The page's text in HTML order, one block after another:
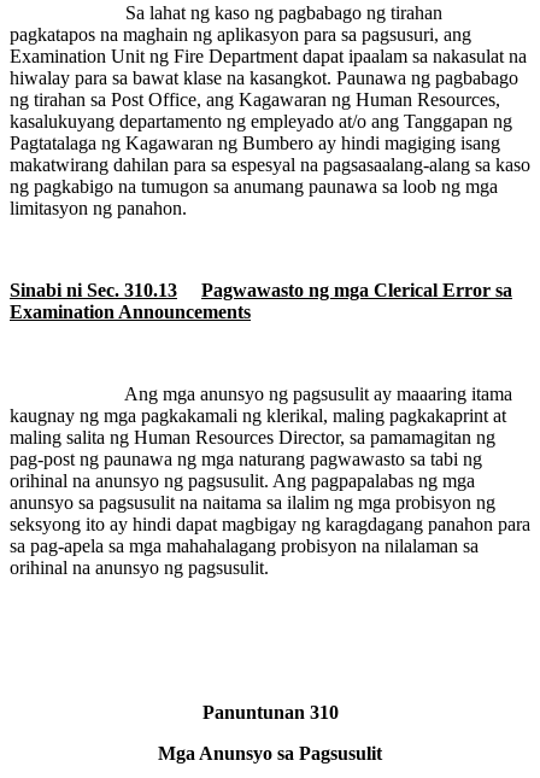
Sa lahat ng kaso ng pagbabago ng tirahan
pagkatapos na maghain ng aplikasyon para sa pagsusuri, ang
Examination Unit ng Fire Department dapat ipaalam sa nakasulat na
hiwalay para sa bawat klase na kasangkot. Paunawa ng pagbabago
ng tirahan sa Post Office, ang Kagawaran ng Human Resources,
kasalukuyang departamento ng empleyado at/o ang Tanggapan ng
Pagtatalaga ng Kagawaran ng Bumbero ay hindi magiging isang
makatwirang dahilan para sa espesyal na pagsasaalang-alang sa kaso
ng pagkabigo na tumugon sa anumang paunawa sa loob ng mga
limitasyon ng panahon.
Sinabi ni Sec. 310.13
Pagwawasto ng mga Clerical Error sa
Examination Announcements
Ang mga anunsyo ng pagsusulit ay maaaring itama
kaugnay ng mga pagkakamali ng klerikal, maling pagkakaprint at
maling salita ng Human Resources Director, sa pamamagitan ng
pag-post ng paunawa ng mga naturang pagwawasto sa tabi ng
orihinal na anunsyo ng pagsusulit. Ang pagpapalabas ng mga
anunsyo sa pagsusulit na naitama sa ilalim ng mga probisyon ng
seksyong ito ay hindi dapat magbigay ng karagdagang panahon para
sa pag-apela sa mga mahahalagang probisyon na nilalaman sa
orihinal na anunsyo ng pagsusulit.
Panuntunan 310
Mga Anunsyo sa Pagsusulit